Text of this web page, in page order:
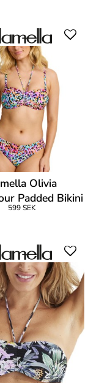
Olivia
Padded Bikini
Bandeau
599 SEK